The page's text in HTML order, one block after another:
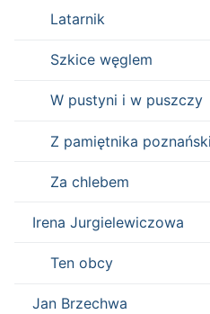
Latarnik
Szkice węglem
W pustyni i w puszczy
Z pamiętnika
Za chlebem
Irena Jurgielewiczowa
Ten obcy
Jan Brzechwa